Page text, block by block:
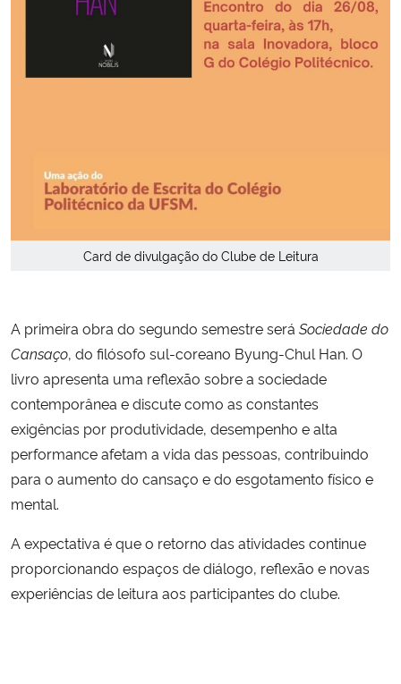
Card de divulgação do Clube de Leitura
A primeira obra do segundo semestre será Sociedade do
Cansaço, do filósofo sul-coreano Byung-Chul Han. O
livro apresenta uma reflexão sobre a sociedade
contemporânea e discute como as constantes
exigências por produtividade, desempenho e alta
performance afetam a vida das pessoas, contribuindo
para o aumento do cansaço e do esgotamento físico e
mental.
A expectativa é que o retorno das atividades continue
proporcionando espaços de diálogo, reflexão e novas
experiências de leitura aos participantes do clube.